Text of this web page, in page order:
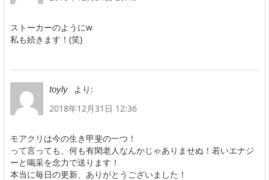
ストーカーのようにw
私も続きます！(笑)
toyly
より:
2018年12月31日 12:36
モアクリは今の生き甲斐の一つ！
って言っても、何も有閑老人なんかじゃありませぬ！若いエナジ
ーと喝采を念力で送ります！
本当に毎日の更新、ありがとうございました！